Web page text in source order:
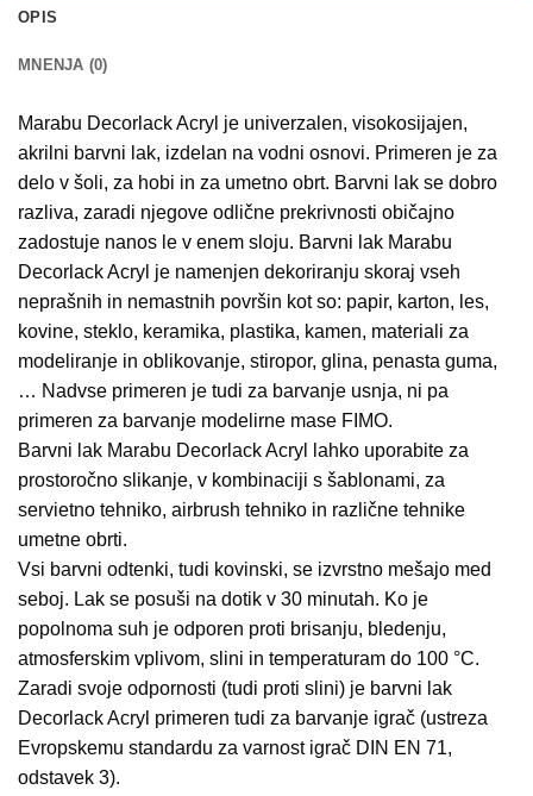
OPIS
MNENJA (0)
Marabu Decorlack Acryl je univerzalen, visokosijajen,
akrilni barvni lak, izdelan na vodni osnovi. Primeren je za
delo v šoli, za hobi in za umetno obrt. Barvni lak se dobro
razliva, zaradi njegove odlične prekrivnosti običajno
zadostuje nanos le v enem sloju. Barvni lak Marabu
Decorlack Acryl je namenjen dekoriranju skoraj vseh
neprašnih in nemastnih površin kot so: papir, karton, les,
kovine, steklo, keramika, plastika, kamen, materiali za
modeliranje in oblikovanje, stiropor, glina, penasta guma,
… Nadvse primeren je tudi za barvanje usnja, ni pa
primeren za barvanje modelirne mase FIMO.
Barvni lak Marabu Decorlack Acryl lahko uporabite za
prostoročno slikanje, v kombinaciji s šablonami, za
servietno tehniko, airbrush tehniko in različne tehnike
umetne obrti.
Vsi barvni odtenki, tudi kovinski, se izvrstno mešajo med
seboj. Lak se posuši na dotik v 30 minutah. Ko je
popolnoma suh je odporen proti brisanju, bledenju,
atmosferskim vplivom, slini in temperaturam do 100 °C.
Zaradi svoje odpornosti (tudi proti slini) je barvni lak
Decorlack Acryl primeren tudi za barvanje igrač (ustreza
Evropskemu standardu za varnost igrač DIN EN 71,
odstavek 3).